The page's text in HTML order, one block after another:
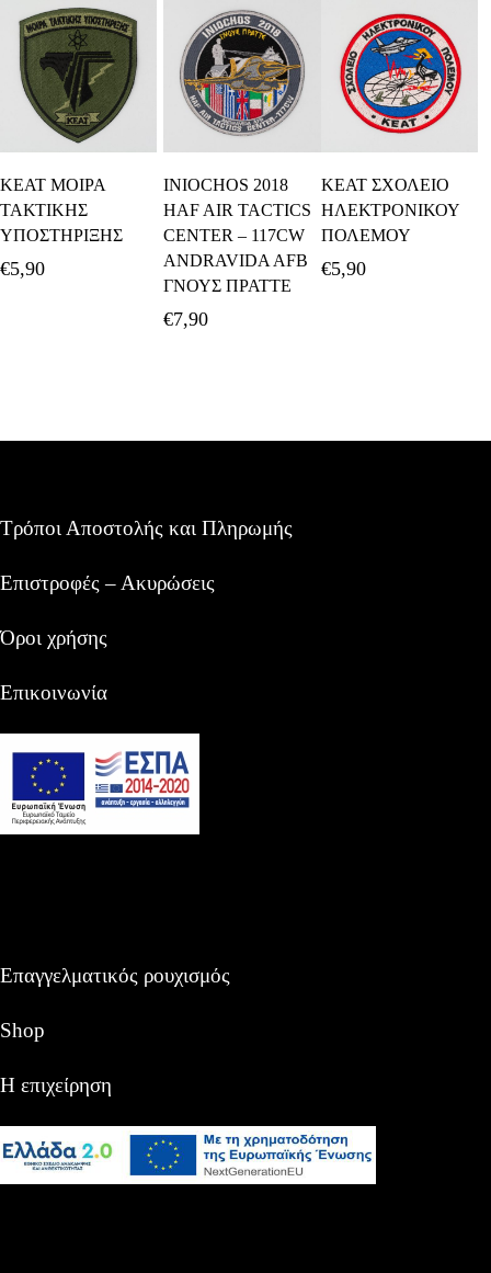
Καλάθι
ΚΕΑΤ ΜΟΙΡΑ
ΤΑΚΤΙΚΗΣ
ΥΠΟΣΤΗΡΙΞΗΣ
€5,90
Καλάθι
INIOCHOS 2018
HAF AIR TACTICS
CENTER – 117CW
ANDRAVIDA AFB
ΓΝΟΥΣ ΠΡΑΤΤΕ
€7,90
Καλάθι
ΚΕΑΤ ΣΧΟΛΕΙΟ
ΗΛΕΚΤΡΟΝΙΚΟΥ
ΠΟΛΕΜΟΥ
€5,90
Τρόποι Αποστολής και Πληρωμής
Επιστροφές – Ακυρώσεις
Όροι χρήσης
Επικοινωνία
Επαγγελματικός ρουχισμός
Shop
Η επιχείρηση